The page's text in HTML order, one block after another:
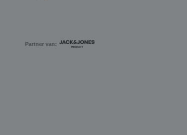
Partner van: